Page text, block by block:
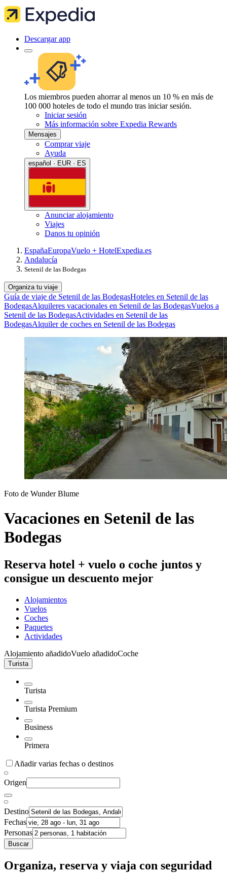
Descargar app
Los miembros pueden ahorrar al menos un 10 % en más de
100 000 hoteles de todo el mundo tras iniciar sesión.
Iniciar sesión
Más información sobre Expedia Rewards
Mensajes
Comprar viaje
Ayuda
español · EUR · ES
Anunciar alojamiento
Viajes
Danos tu opinión
EspañaEuropaVuelo + HotelExpedia.es
Andalucía
Setenil de las Bodegas
Organiza tu viaje
Guía de viaje de Setenil de las BodegasHoteles en Setenil de las
BodegasAlquileres vacacionales en Setenil de las BodegasVuelos a
Setenil de las BodegasActividades en Setenil de las
BodegasAlquiler de coches en Setenil de las Bodegas
Foto de Wunder Blume
Vacaciones en Setenil de las
Bodegas
Reserva hotel + vuelo o coche juntos y
consigue un descuento mejor
Alojamientos
Vuelos
Coches
Paquetes
Actividades
Alojamiento añadidoVuelo añadidoCoche
Turista
Turista
Turista Premium
Business
Primera
Añadir varias fechas o destinos
Origen
Destino
Fechas
Personas
Buscar
Organiza, reserva y viaja con seguridad